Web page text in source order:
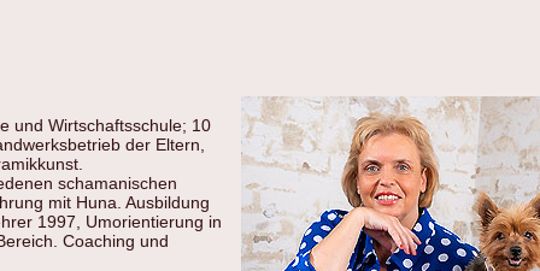
und Wirtschaftsschule; 10
der Eltern,
schamanischen
mit Huna. Ausbildung
1997, Umorientierung in
Coaching und